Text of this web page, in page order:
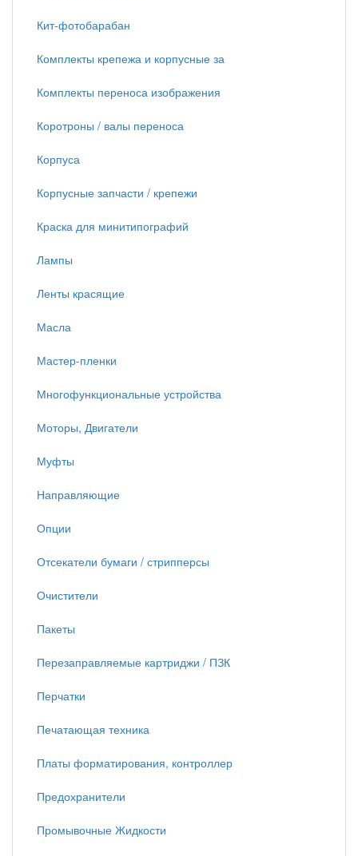
Кит-фотобарабан
Комплекты крепежа и корпусные за
Комплекты переноса изображения
Коротроны / валы переноса
Корпуса
Корпусные запчасти / крепежи
Краска для минитипографий
Лампы
Ленты красящие
Масла
Мастер-пленки
Многофункциональные устройства
Моторы, Двигатели
Муфты
Направляющие
Опции
Отсекатели бумаги / стрипперсы
Очистители
Пакеты
Перезаправляемые картриджи / ПЗК
Перчатки
Печатающая техника
Платы форматирования, контроллер
Предохранители
Промывочные Жидкости